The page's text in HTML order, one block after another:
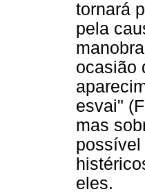
tornará
pela
ocasião
esvai"
mas
possível
eles.